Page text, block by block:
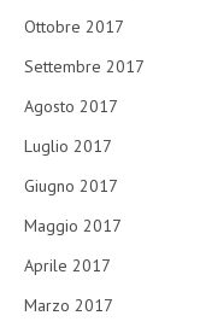
Ottobre 2017
Settembre 2017
Agosto 2017
Luglio 2017
Giugno 2017
Maggio 2017
Aprile 2017
Marzo 2017